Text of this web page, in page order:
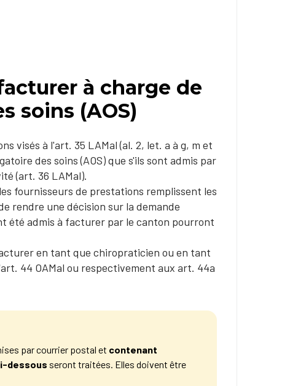
à charge de
soins (AOS)
visés à l'art. 35 LAMal (al. 2, let. a à g, m et
des soins (AOS) que s'ils sont admis par
(art. 36 LAMal).
fournisseurs de prestations remplissent les
rendre une décision sur la demande
été admis à facturer par le canton pourront
en tant que chiropraticien ou en tant
44 OAMal ou respectivement aux art. 44a
par courrier postal et contenant
dessous seront traitées. Elles doivent être